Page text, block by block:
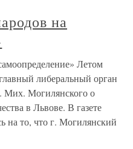
на
Летом
либеральный орган
Мих. Могилянского о
в Львове. В газете
на то, что г. Могилянский